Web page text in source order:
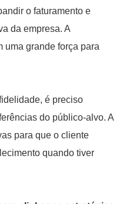
o faturamento e
da empresa. A
uma grande força para
é preciso
do público-alvo. A
para que o cliente
quando tiver